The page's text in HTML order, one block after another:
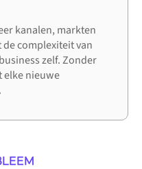
kanalen, markten
complexiteit van
zelf. Zonder
nieuwe